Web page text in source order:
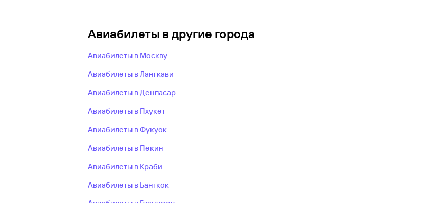
Авиабилеты в другие города
Авиабилеты в Москву
Авиабилеты в Лангкави
Авиабилеты в Денпасар
Авиабилеты в Пхукет
Авиабилеты в Фукуок
Авиабилеты в Пекин
Авиабилеты в Краби
Авиабилеты в Бангкок